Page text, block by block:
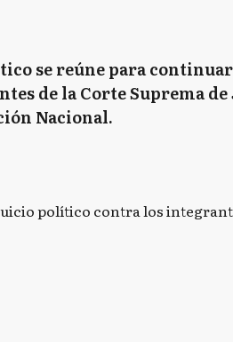
se reúne para
de la Corte Suprema
Nacional.